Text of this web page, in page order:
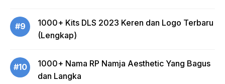
#9
1000+ Kits DLS 2023 Keren dan Logo Terbaru
(Lengkap)
#10
1000+ Nama RP Namja Aesthetic Yang Bagus
dan Langka